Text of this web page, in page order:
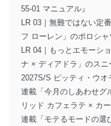
55-01 マニュアル』
LR 03｜無難ではない定
フ ローレン」のポロシャ
LR 04｜もっとエモーシ
ナ × ディアドラ」のスニ
2027S/S ピッティ・ウオ
連載「今月のしあわせグ
リッド カフェラテ × カ
連載「モテるモードの選